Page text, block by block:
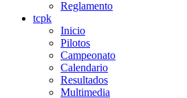
Reglamento
tcpk
Inicio
Pilotos
Campeonato
Calendario
Resultados
Multimedia